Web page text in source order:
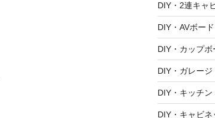
DIY・2連キャ
DIY・AVボード
DIY・カップボ
DIY・ガレージ
DIY・キッチン
DIY・キャビネ